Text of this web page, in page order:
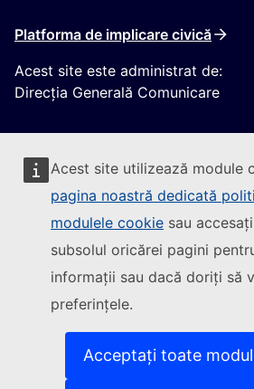
Acest site utilizează module
pagina noastră dedicată
modulele cookie sau
subsolul oricărei pagini
informații sau dacă doriți să
preferințele.
Acceptați toate
Platforma de implicare civică
Acest site este administrat de:
Direcția Generală Comunicare
Urmăriți Comisia Europeană
Contactați-ne(Link extern)
Semnalați o vulnerabilitate
Versiunile lingvistice ale site-urilor
Cookie-uri(Link extern)
Politica de confidențialitate